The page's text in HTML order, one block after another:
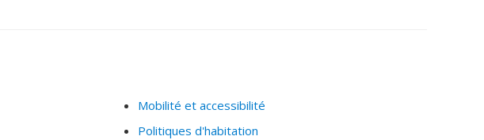
Mobilité et accessibilité
Politiques d'habitation